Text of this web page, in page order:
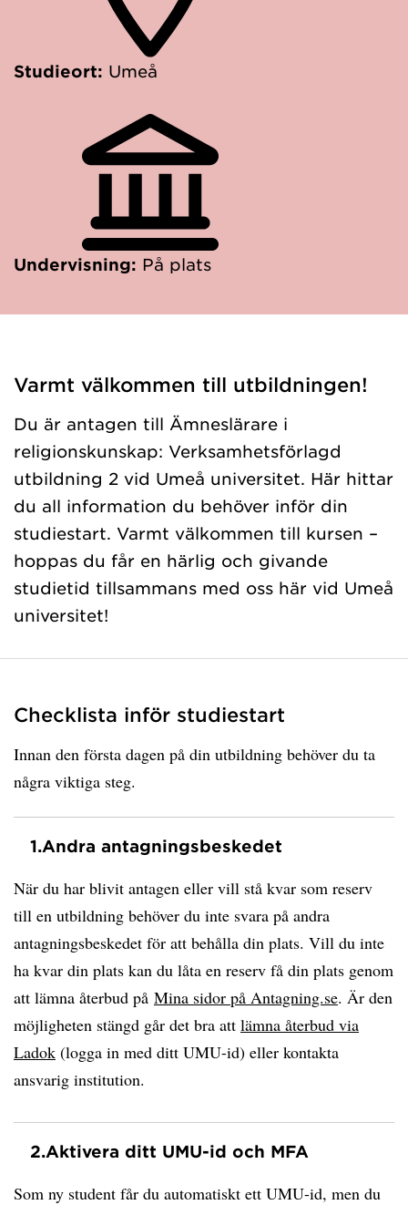
Studieort: Umeå
Undervisning: På plats
Varmt välkommen till utbildningen!
Du är antagen till Ämneslärare i
religionskunskap: Verksamhetsförlagd
utbildning 2 vid Umeå universitet. Här hittar
du all information du behöver inför din
studiestart. Varmt välkommen till kursen –
hoppas du får en härlig och givande
studietid tillsammans med oss här vid Umeå
universitet!
Checklista inför studiestart
Innan den första dagen på din utbildning behöver du ta
några viktiga steg.
1.Andra antagningsbeskedet
När du har blivit antagen eller vill stå kvar som reserv
till en utbildning behöver du inte svara på andra
antagningsbeskedet för att behålla din plats. Vill du inte
ha kvar din plats kan du låta en reserv få din plats genom
att lämna återbud på Mina sidor på Antagning.se. Är den
möjligheten stängd går det bra att lämna återbud via
Ladok (logga in med ditt UMU-id) eller kontakta
ansvarig institution.
2.Aktivera ditt UMU-id och MFA
Som ny student får du automatiskt ett UMU-id, men du